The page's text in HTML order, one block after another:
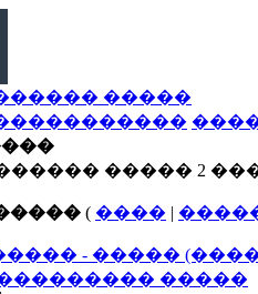
�����
����� 2
( ���� |
- �����
�����